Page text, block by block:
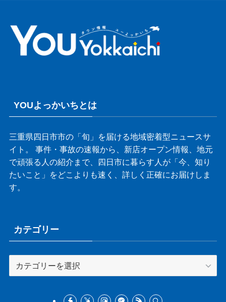
YOUよっかいちとは
三重県四日市市の「旬」を届ける地域密着型ニュースサ
イト。 事件・事故の速報から、新店オープン情報、地元
で頑張る人の紹介まで、四日市に暮らす人が「今、知り
たいこと」をどこよりも速く、詳しく正確にお届けしま
す。
カテゴリー
テ